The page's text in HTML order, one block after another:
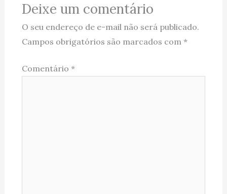
Deixe um comentário
O seu endereço de e-mail não será publicado.
Campos obrigatórios são marcados com *
Comentário *